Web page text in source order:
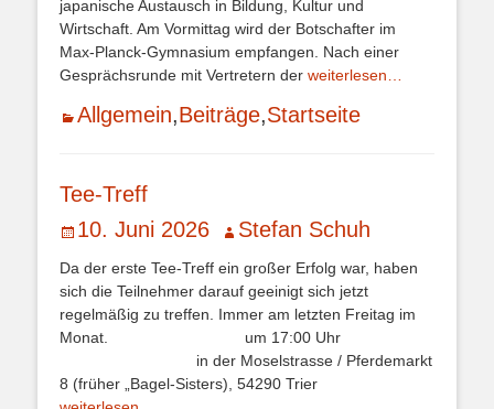
japanische Austausch in Bildung, Kultur und
Wirtschaft. Am Vormittag wird der Botschafter im
Max-Planck-Gymnasium empfangen. Nach einer
Gesprächsrunde mit Vertretern der weiterlesen…
Kategorien
Allgemein,Beiträge,Startseite
Tee-Treff
Veröffentlicht
am
10. Juni 2026 Autor
Stefan Schuh
Da der erste Tee-Treff ein großer Erfolg war, haben
sich die Teilnehmer darauf geeinigt sich jetzt
regelmäßig zu treffen. Immer am letzten Freitag im
Monat. um 17:00 Uhr
in der Moselstrasse / Pferdemarkt
8 (früher „Bagel-Sisters), 54290 Trier